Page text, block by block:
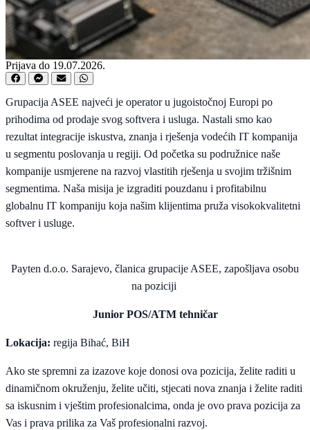
Prijava do 19.07.2026.
Grupacija ASEE najveći je operator u jugoistočnoj Europi po
prihodima od prodaje svog softvera i usluga. Nastali smo kao
rezultat integracije iskustva, znanja i rješenja vodećih IT kompanija
u segmentu poslovanja u regiji. Od početka su podružnice naše
kompanije usmjerene na razvoj vlastitih rješenja u svojim tržišnim
segmentima. Naša misija je izgraditi pouzdanu i profitabilnu
globalnu IT kompaniju koja našim klijentima pruža visokokvalitetni
softver i usluge.
Payten d.o.o. Sarajevo, članica grupacije ASEE, zapošljava osobu
na poziciji
Junior POS/ATM tehničar
Lokacija: regija Bihać, BiH
Ako ste spremni za izazove koje donosi ova pozicija, želite raditi u
dinamičnom okruženju, želite učiti, stjecati nova znanja i želite raditi
sa iskusnim i vještim profesionalcima, onda je ovo prava pozicija za
Vas i prava prilika za Vaš profesionalni razvoj.